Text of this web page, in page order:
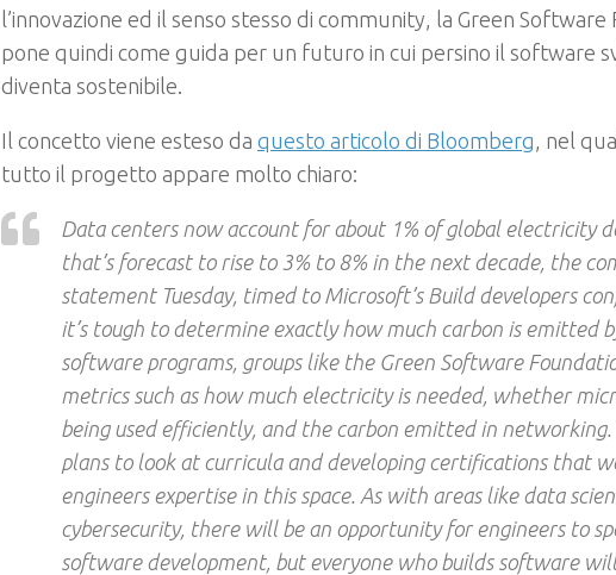
l’innovazione ed il senso stesso di community, la Green Software
pone quindi come guida per un futuro in cui persino il software
diventa sostenibile.
Il concetto viene esteso da questo articolo di Bloomberg, nel
tutto il progetto appare molto chiaro:
Data centers now account for about 1% of global electricity
that’s forecast to rise to 3% to 8% in the next decade, the
statement Tuesday, timed to Microsoft’s Build developers
it’s tough to determine exactly how much carbon is emitted
software programs, groups like the Green Software
metrics such as how much electricity is needed, whether
being used efficiently, and the carbon emitted in
plans to look at curricula and developing certifications that
engineers expertise in this space. As with areas like data
cybersecurity, there will be an opportunity for engineers to
software development, but everyone who builds software